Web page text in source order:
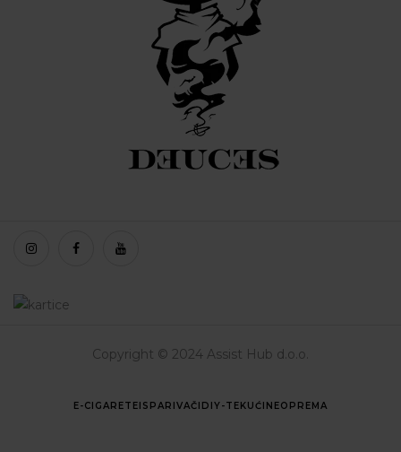
Copyright © 2024 Assist Hub d.o.o.
E-CIGARETEISPARIVAČI DIY-TEKUĆINEOPREMA